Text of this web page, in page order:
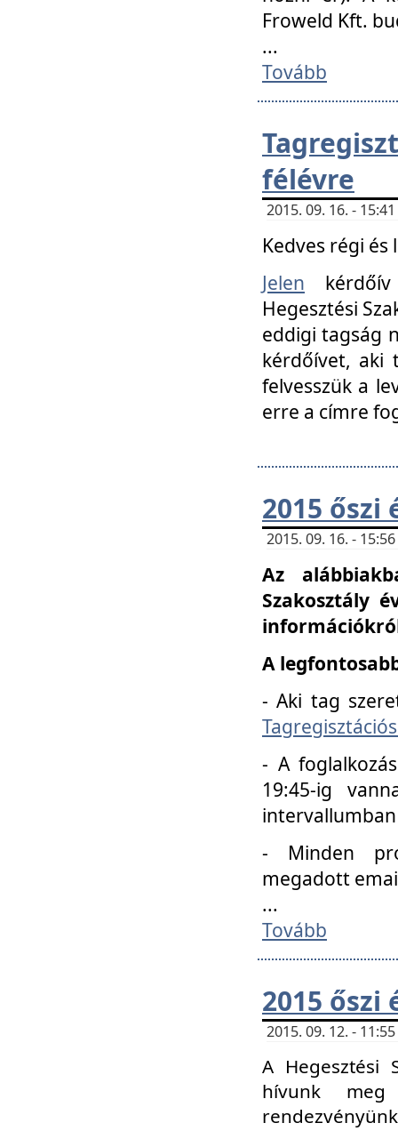
Froweld Kft.
...
Tovább
félévre
2015. 09. 16. -
Kedves régi
Jelen
Hegesztési
eddigi tagság
kérdőívet, aki
felvesszük a
erre a címre
2015 őszi
2015. 09. 16. -
Az
Szakosztály
A
- Aki tag
- A
19:45-ig
- Minden
megadott
...
Tovább
2015
2015. 09. 12. -
A Hegesztési
hívunk